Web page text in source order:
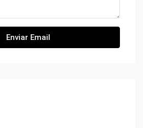
Enviar Email